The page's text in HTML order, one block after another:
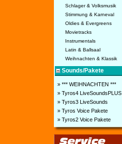
Schlager & Volksmusik
Stimmung & Karneval
Oldies & Evergreens
Movietracks
Instrumentals
Latin & Ballsaal
Weihnachten & Klassik
Sounds/Pakete
» *** WEIHNACHTEN ***
» Tyros4 LiveSoundsPLUS
» Tyros3 LiveSounds
» Tyros Voice Pakete
» Tyros2 Voice Pakete